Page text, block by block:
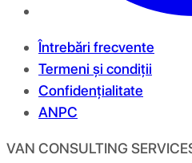
Întrebări frecvente
Termeni și condiții
Confidențialitate
ANPC
VAN CONSULTING